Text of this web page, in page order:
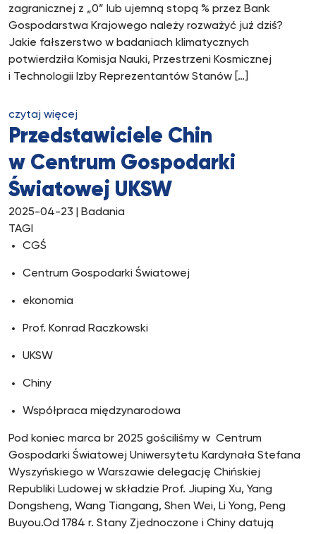
zagranicznej z „0” lub ujemną stopą % przez Bank
Gospodarstwa Krajowego należy rozważyć już dziś?
Jakie fałszerstwo w badaniach klimatycznych
potwierdziła Komisja Nauki, Przestrzeni Kosmicznej
i Technologii Izby Reprezentantów Stanów […]
czytaj więcej
Przedstawiciele Chin
w Centrum Gospodarki
Światowej UKSW
2025-04-23 | Badania
TAGI
CGŚ
Centrum Gospodarki Światowej
ekonomia
Prof. Konrad Raczkowski
UKSW
Chiny
Współpraca międzynarodowa
Pod koniec marca br 2025 gościliśmy w Centrum
Gospodarki Światowej Uniwersytetu Kardynała Stefana
Wyszyńskiego w Warszawie delegację Chińskiej
Republiki Ludowej w składzie Prof. Jiuping Xu, Yang
Dongsheng, Wang Tiangang, Shen Wei, Li Yong, Peng
Buyou.Od 1784 r. Stany Zjednoczone i Chiny datują